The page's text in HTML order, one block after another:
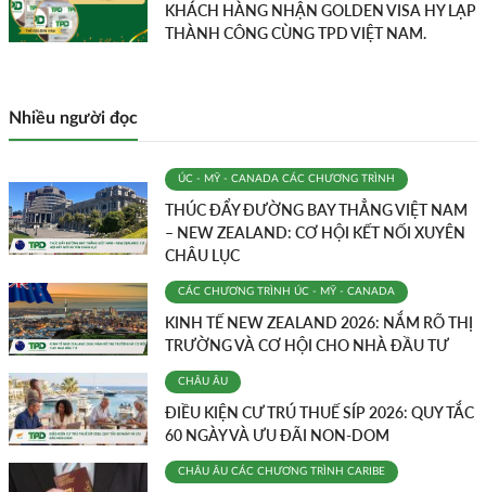
KHÁCH HÀNG NHẬN GOLDEN VISA HY LẠP
THÀNH CÔNG CÙNG TPD VIỆT NAM.
Nhiều người đọc
ÚC - MỸ - CANADA CÁC CHƯƠNG TRÌNH
THÚC ĐẨY ĐƯỜNG BAY THẲNG VIỆT NAM
– NEW ZEALAND: CƠ HỘI KẾT NỐI XUYÊN
CHÂU LỤC
CÁC CHƯƠNG TRÌNH ÚC - MỸ - CANADA
KINH TẾ NEW ZEALAND 2026: NẮM RÕ THỊ
TRƯỜNG VÀ CƠ HỘI CHO NHÀ ĐẦU TƯ
CHÂU ÂU
ĐIỀU KIỆN CƯ TRÚ THUẾ SÍP 2026: QUY TẮC
60 NGÀY VÀ ƯU ĐÃI NON-DOM
CHÂU ÂU CÁC CHƯƠNG TRÌNH CARIBE